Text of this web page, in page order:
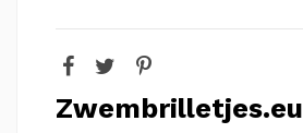
Zwembrilletjes.eu